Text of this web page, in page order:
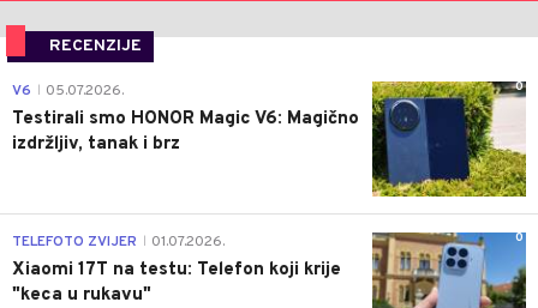
RECENZIJE
0
V6 05.07.2026.
Testirali smo HONOR Magic V6: Magično
izdržljiv, tanak i brz
0
TELEFOTO ZVIJER 01.07.2026.
Xiaomi 17T na testu: Telefon koji krije
"keca u rukavu"